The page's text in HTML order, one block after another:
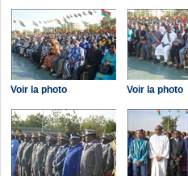
Voir la photo Voir la photo